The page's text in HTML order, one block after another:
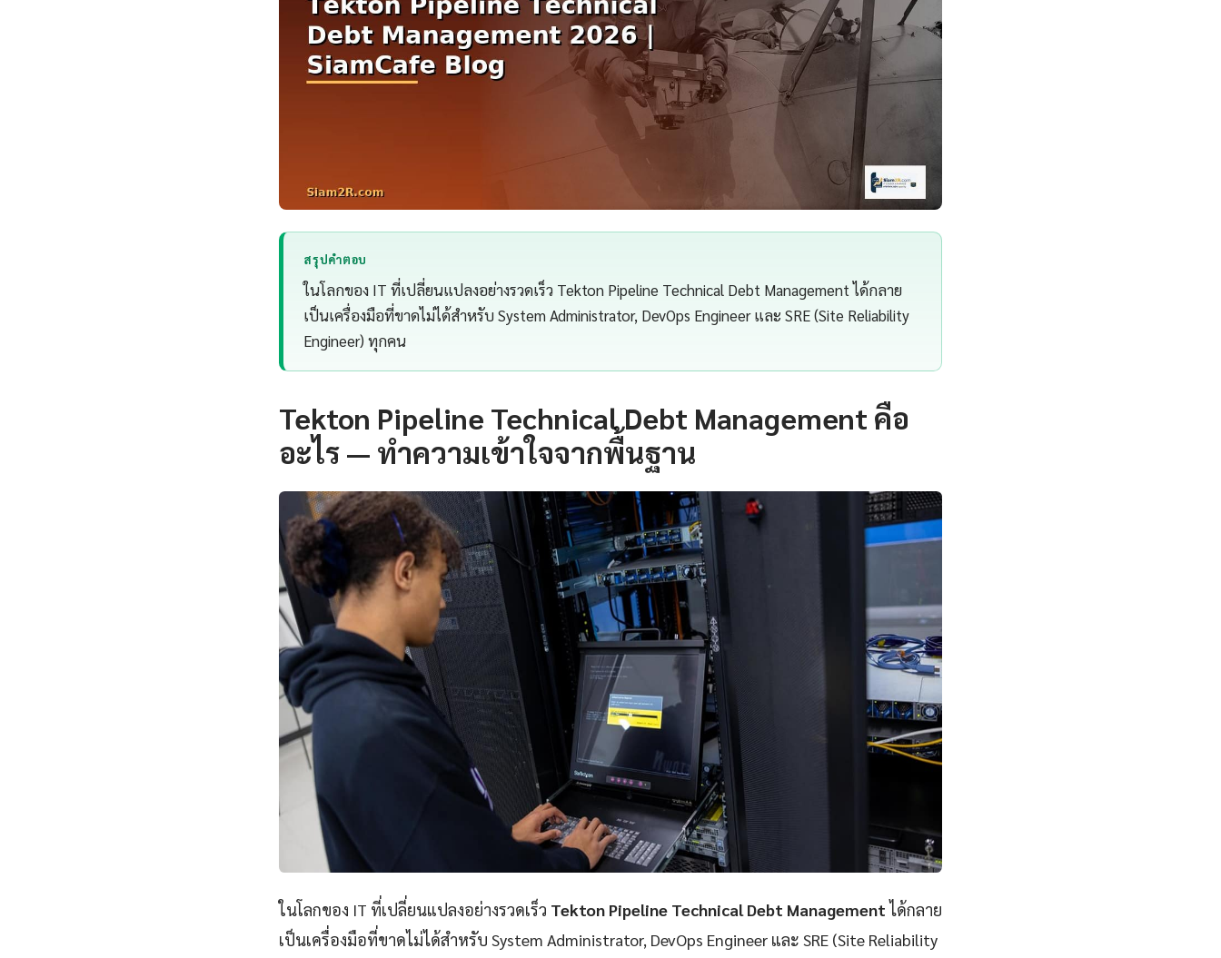
สรุปคำตอบ
ในโลกของ IT ที่เปลี่ยนแปลงอย่างรวดเร็ว Tekton Pipeline Technical Debt Management ได้กลาย
เป็นเครื่องมือที่ขาดไม่ได้สำหรับ System Administrator, DevOps Engineer และ SRE (Site Reliability
Engineer) ทุกคน
Tekton Pipeline Technical Debt Management คือ
อะไร — ทำความเข้าใจจากพื้นฐาน
ในโลกของ IT ที่เปลี่ยนแปลงอย่างรวดเร็ว Tekton Pipeline Technical Debt Management ได้กลาย
เป็นเครื่องมือที่ขาดไม่ได้สำหรับ System Administrator, DevOps Engineer และ SRE (Site Reliability